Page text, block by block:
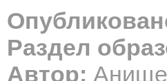
Раздел
Автор: